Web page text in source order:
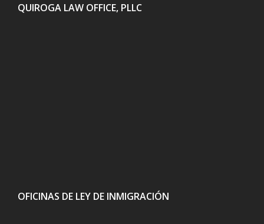
QUIROGA LAW OFFICE, PLLC
OFICINAS DE LEY DE INMIGRACIÓN